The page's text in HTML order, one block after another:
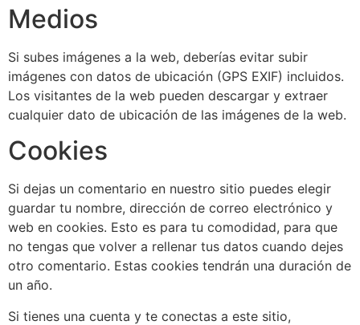
Medios
Si subes imágenes a la web, deberías evitar subir
imágenes con datos de ubicación (GPS EXIF) incluidos.
Los visitantes de la web pueden descargar y extraer
cualquier dato de ubicación de las imágenes de la web.
Cookies
Si dejas un comentario en nuestro sitio puedes elegir
guardar tu nombre, dirección de correo electrónico y
web en cookies. Esto es para tu comodidad, para que
no tengas que volver a rellenar tus datos cuando dejes
otro comentario. Estas cookies tendrán una duración de
un año.
Si tienes una cuenta y te conectas a este sitio,